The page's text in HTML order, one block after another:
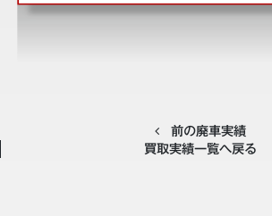
前の廃車実績
買取実績一覧へ戻る